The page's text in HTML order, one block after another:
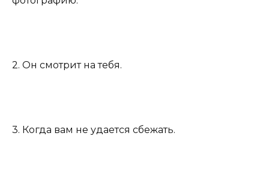
2. Он смотрит на тебя.
3. Когда вам не удается сбежать.